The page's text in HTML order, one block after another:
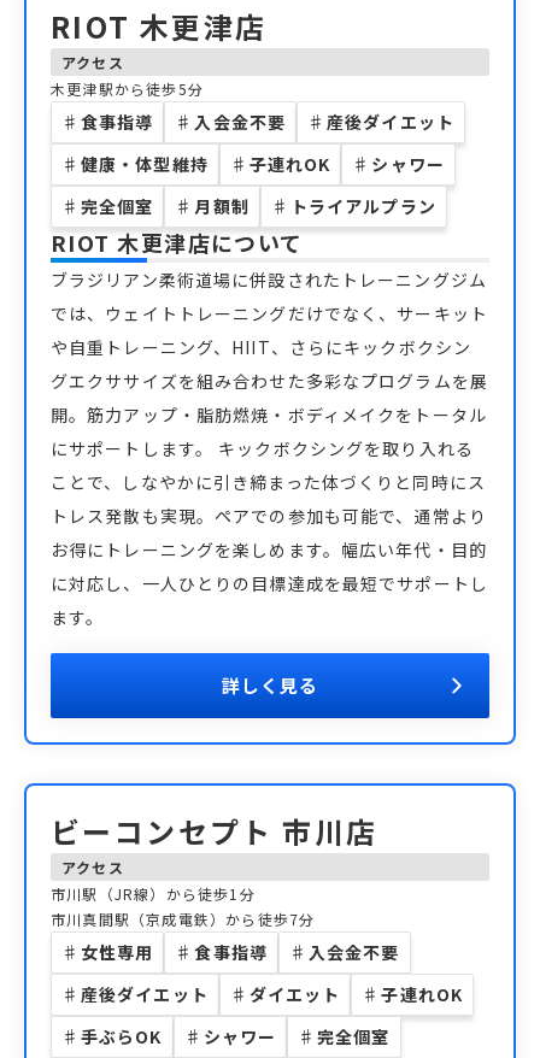
RIOT 木更津店
アクセス
木更津駅から徒歩5分
♯ 食事指導 ♯ 入会金不要 ♯ 産後ダイエット
♯ 健康・体型維持 ♯ 子連れOK ♯ シャワー
♯ 完全個室 ♯ 月額制 ♯ トライアルプラン
RIOT 木更津店について
ブラジリアン柔術道場に併設されたトレーニングジム
では、ウェイトトレーニングだけでなく、サーキット
や自重トレーニング、HIIT、さらにキックボクシン
グエクササイズを組み合わせた多彩なプログラムを展
開。筋力アップ・脂肪燃焼・ボディメイクをトータル
にサポートします。 キックボクシングを取り入れる
ことで、しなやかに引き締まった体づくりと同時にス
トレス発散も実現。ペアでの参加も可能で、通常より
お得にトレーニングを楽しめます。幅広い年代・目的
に対応し、一人ひとりの目標達成を最短でサポートし
ます。
詳しく見る
ビーコンセプト 市川店
アクセス
市川駅（JR線）から徒歩1分
市川真間駅（京成電鉄）から徒歩7分
♯ 女性専用 ♯ 食事指導 ♯ 入会金不要
♯ 産後ダイエット ♯ ダイエット ♯ 子連れOK
♯ 手ぶらOK ♯ シャワー ♯ 完全個室